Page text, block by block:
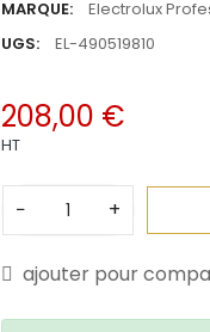
MARQUE:
Electrolux
UGS:
EL-490519810
208,00 €
HT
− +
ajouter pour